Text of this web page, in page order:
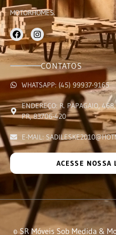
MOTORHOMES.
CONTATOS
WHATSAPP: (45) 99937-9165
ENDEREÇO: R. PAPAGAIO,
PR, 83706-420
E-MAIL:
ACESSE NOSSA
© SR Móveis Sob Medida &